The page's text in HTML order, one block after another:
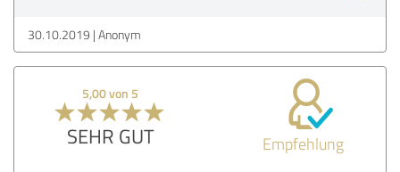
30.10.2019 Anonym
5,00 von 5
SEHR GUT Empfehlung